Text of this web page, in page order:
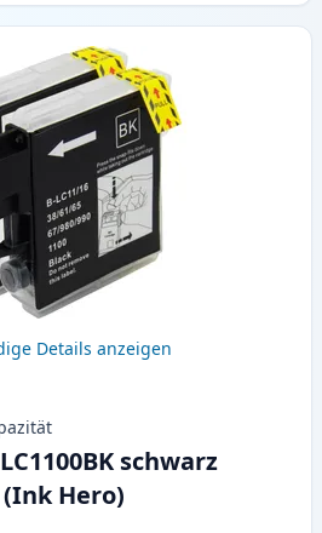
Details anzeigen
schwarz
Hero)